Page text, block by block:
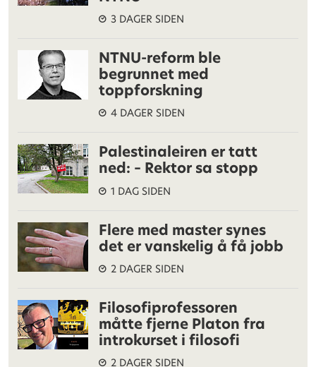
3 DAGER SIDEN
NTNU-reform ble
begrunnet med
toppforskning
4 DAGER SIDEN
Palestinaleiren er tatt
ned: – Rektor sa stopp
1 DAG SIDEN
Flere med master synes
det er vanskelig å få jobb
2 DAGER SIDEN
Filosofiprofessoren
måtte fjerne Platon fra
introkurset i filosofi
2 DAGER SIDEN